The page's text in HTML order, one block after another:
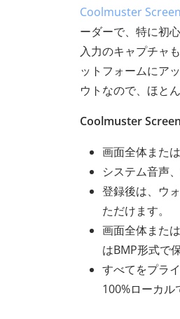
Coolmuster
ーダーで、特に初
入力のキャプチャ
ットフォームにア
ウトなので、ほと
Coolmuster
画面全体また
システム音声
登録後は、ウ
ただけます。
画面全体また
はBMP形式で
すべてをプラ
100%ローカル